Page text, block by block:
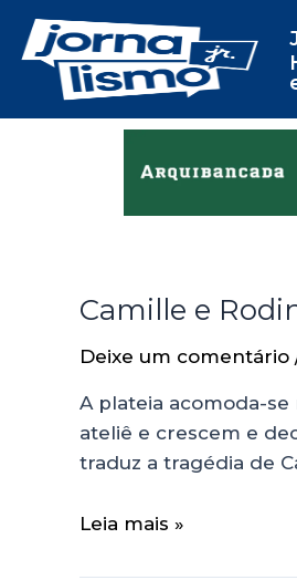
Camille e
Deixe um comentário
A plateia acomoda-
ateliê e crescem e
traduz a tragédia de
Leia mais »